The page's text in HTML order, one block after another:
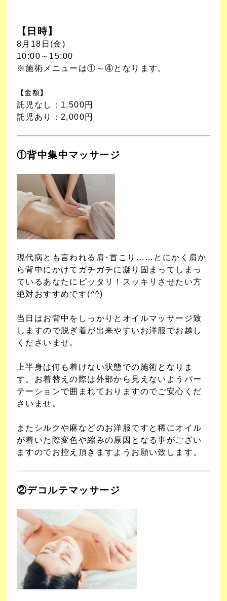
【日時】
8月18日(金)
10:00～15:00
※施術メニューは①～④となります。
【金額】
託児なし：1,500円
託児あり：2,000円
①背中集中マッサージ
現代病とも言われる肩･首こり……とにかく肩か
ら背中にかけてガチガチに凝り固まってしまっ
ているあなたにピッタリ！ スッキリさせたい方
絶対おすすめです(^^)
当日はお背中をしっかりとオイルマッサージ致
しますので脱ぎ着が出来やすいお洋服でお越し
くださいませ。
上半身は何も着けない状態での施術となりま
す。お着替えの際は外部から見えないようパー
テーションで囲まれておりますのでご安心くだ
さいませ。
またシルクや麻などのお洋服ですと稀にオイル
が着いた際変色や縮みの原因となる事がござい
ますのでお控え頂きますようお願い致します。
②デコルテマッサージ